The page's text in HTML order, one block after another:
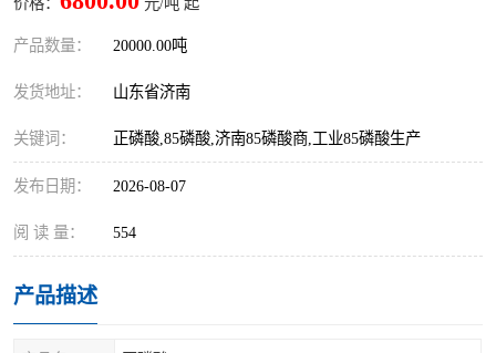
产品数量： 20000.00吨
发货地址： 山东省济南
关键词： 正磷酸,85磷酸,济南85磷酸商,工业85磷酸生产
发布日期： 2026-08-07
阅 读 量： 554
产品描述
醛类
酯类
烷烃化工原料 合成中间体